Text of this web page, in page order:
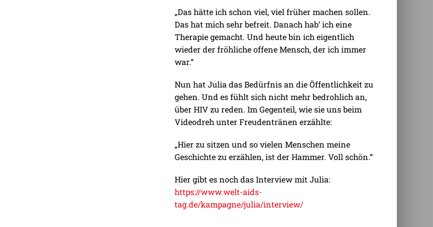
„Das hätte ich schon viel, viel früher machen sollen.
Das hat mich sehr befreit. Danach hab‘ ich eine
Therapie gemacht. Und heute bin ich eigentlich
wieder der fröhliche offene Mensch, der ich immer
war.“
Nun hat Julia das Bedürfnis an die Öffentlichkeit zu
gehen. Und es fühlt sich nicht mehr bedrohlich an,
über HIV zu reden. Im Gegenteil, wie sie uns beim
Videodreh unter Freudentränen erzählte:
„Hier zu sitzen und so vielen Menschen meine
Geschichte zu erzählen, ist der Hammer. Voll schön.“
Hier gibt es noch das Interview mit Julia:
https://www.welt-aids-
tag.de/kampagne/julia/interview/